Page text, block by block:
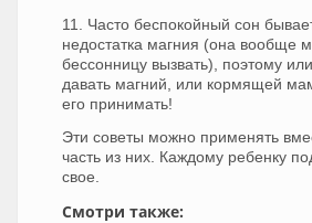
11. Часто беспокойный сон
недостатка магния (она вообще
бессонницу вызвать), поэтому
давать магний, или кормящей
его принимать!
Эти советы можно применять
часть из них. Каждому ребенку
свое.
Смотри также: